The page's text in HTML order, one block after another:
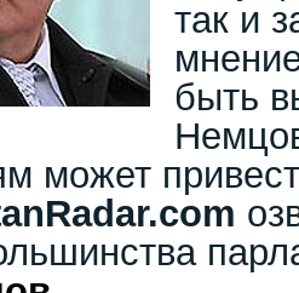
так и
быть
может
com